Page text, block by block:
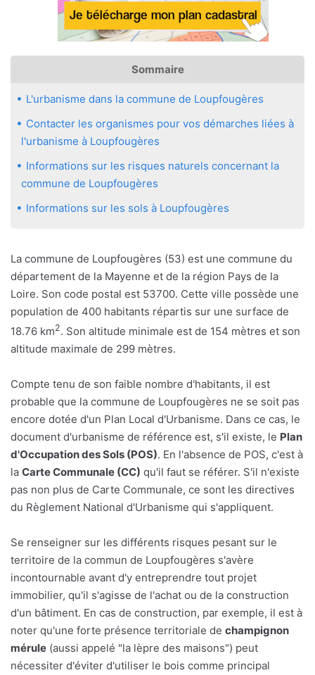
Sommaire
L'urbanisme dans la commune de Loupfougères
Contacter les organismes pour vos démarches liées à
l'urbanisme à Loupfougères
Informations sur les risques naturels concernant la
commune de Loupfougères
Informations sur les sols à Loupfougères
La commune de Loupfougères (53) est une commune du
département de la Mayenne et de la région Pays de la
Loire. Son code postal est 53700. Cette ville possède une
population de 400 habitants répartis sur une surface de
18.76 km2. Son altitude minimale est de 154 mètres et son
altitude maximale de 299 mètres.
Compte tenu de son faible nombre d'habitants, il est
probable que la commune de Loupfougères ne se soit pas
encore dotée d'un Plan Local d'Urbanisme. Dans ce cas, le
document d'urbanisme de référence est, s'il existe, le Plan
d'Occupation des Sols (POS). En l'absence de POS, c'est à
la Carte Communale (CC) qu'il faut se référer. S'il n'existe
pas non plus de Carte Communale, ce sont les directives
du Règlement National d'Urbanisme qui s'appliquent.
Se renseigner sur les différents risques pesant sur le
territoire de la commun de Loupfougères s'avère
incontournable avant d'y entreprendre tout projet
immobilier, qu'il s'agisse de l'achat ou de la construction
d'un bâtiment. En cas de construction, par exemple, il est à
noter qu'une forte présence territoriale de champignon
mérule (aussi appelé "la lèpre des maisons") peut
nécessiter d'éviter d'utiliser le bois comme principal